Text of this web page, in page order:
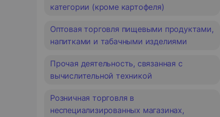
категории (кроме картофеля)
Оптовая торговля пищевыми продуктами,
напитками и табачными изделиями
Прочая деятельность, связанная с
вычислительной техникой
Розничная торговля в
неспециализированных магазинах,